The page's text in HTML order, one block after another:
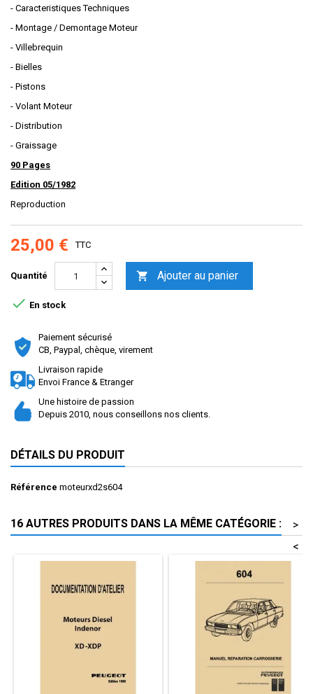
- Caracteristiques Techniques
- Montage / Demontage Moteur
- Villebrequin
- Bielles
- Pistons
- Volant Moteur
- Distribution
- Graissage
90 Pages
Edition 05/1982
Reproduction
25,00 € TTC
Quantité  Ajouter au panier
 En stock
Paiement sécurisé
CB, Paypal, chèque, virement
Livraison rapide
Envoi France & Etranger
Une histoire de passion
Depuis 2010, nous conseillons nos clients.
DÉTAILS DU PRODUIT
Référence moteurxd2s604
16 AUTRES PRODUITS DANS LA MÊME CATÉGORIE :
>
<